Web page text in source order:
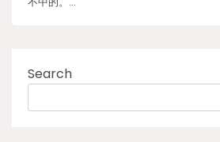
Search